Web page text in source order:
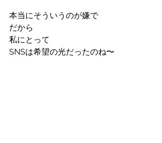
本当にそういうのが嫌で
だから
私にとって
SNSは希望の光だったのね〜